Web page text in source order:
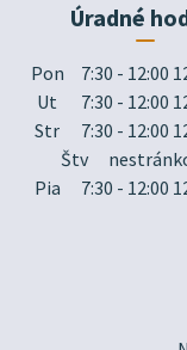
Úradné
Pon
7:30 - 12:00
Ut
7:30 - 12:00
Str
7:30 - 12:00
Štv
Pia
7:30 - 12:00